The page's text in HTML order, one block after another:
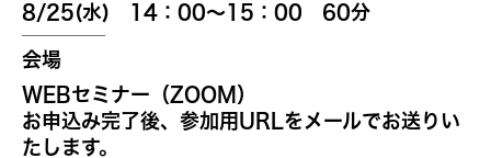
8/25(水) 14：00～15：00 60分
会場
WEBセミナー（ZOOM）
お申込み完了後、参加用URLをメールでお送りい
たします。